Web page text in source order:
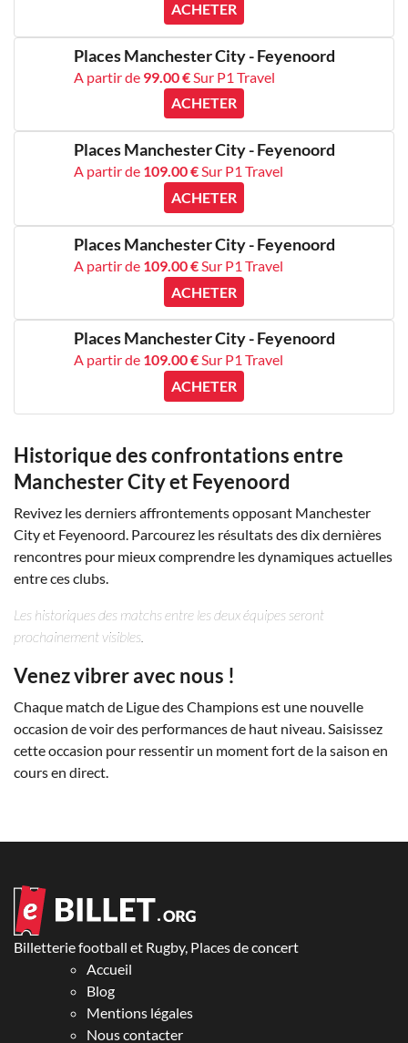
ACHETER
Places Manchester City - Feyenoord
A partir de 99.00 €Sur P1 Travel
ACHETER
Places Manchester City - Feyenoord
A partir de 109.00 €Sur P1 Travel
ACHETER
Places Manchester City - Feyenoord
A partir de 109.00 €Sur P1 Travel
ACHETER
Places Manchester City - Feyenoord
A partir de 109.00 €Sur P1 Travel
ACHETER
Historique des confrontations entre
Manchester City et Feyenoord
Revivez les derniers affrontements opposant Manchester
City et Feyenoord. Parcourez les résultats des dix dernières
rencontres pour mieux comprendre les dynamiques actuelles
entre ces clubs.
Les historiques des matchs entre les deux équipes seront
prochainement visibles.
Venez vibrer avec nous !
Chaque match de Ligue des Champions est une nouvelle
occasion de voir des performances de haut niveau. Saisissez
cette occasion pour ressentir un moment fort de la saison en
cours en direct.
Billetterie football et Rugby, Places de concert
Accueil
Blog
Mentions légales
Nous contacter